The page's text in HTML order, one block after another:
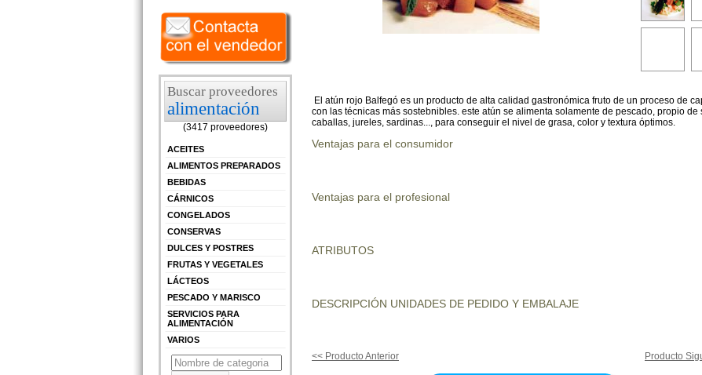
Buscar proveedores
alimentación
(3417 proveedores)
ACEITES
ALIMENTOS PREPARADOS
BEBIDAS
CÁRNICOS
CONGELADOS
CONSERVAS
DULCES Y POSTRES
FRUTAS Y VEGETALES
LÁCTEOS
PESCADO Y MARISCO
SERVICIOS PARA
ALIMENTACIÓN
VARIOS
El atún rojo Balfegó es un producto de alta calidad gastronómica fruto de un proceso de
con las técnicas más sostebnibles. este atún se alimenta solamente de pescado, propio de
caballas, jureles, sardinas..., para conseguir el nivel de grasa, color y textura óptimos.
Ventajas para el consumidor
Ventajas para el profesional
ATRIBUTOS
DESCRIPCIÓN UNIDADES DE PEDIDO Y EMBALAJE
<< Producto Anterior Producto